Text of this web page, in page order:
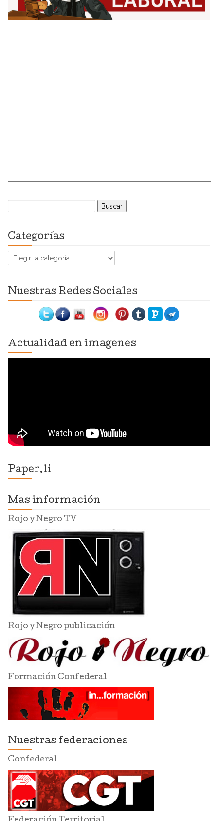
Buscar:
Categorías
Categorías
Nuestras Redes Sociales
Actualidad en imagenes
Paper.li
Mas información
Rojo y Negro TV
Rojo y Negro publicación
Formación Confederal
Nuestras federaciones
Confederal